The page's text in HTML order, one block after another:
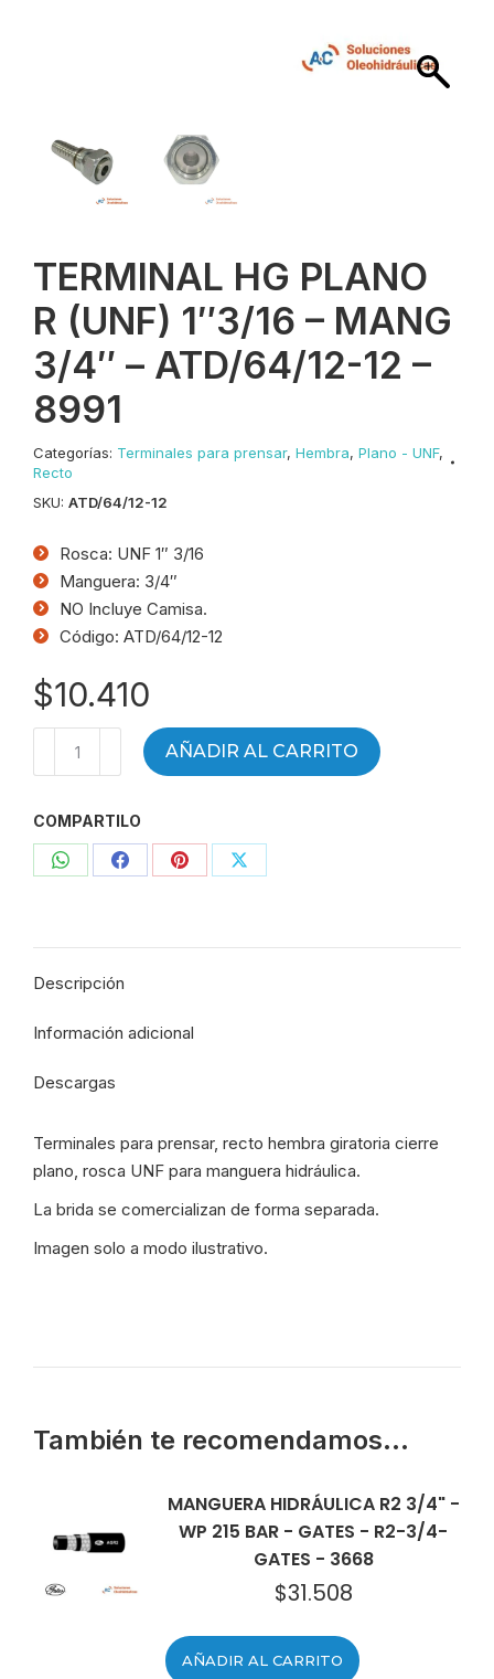
TERMINAL HG PLANO
R (UNF) 1″3/16 – MANG
3/4″ – ATD/64/12-12 –
8991
Categorías: Terminales para prensar, Hembra, Plano - UNF,
Recto
SKU: ATD/64/12-12
Rosca: UNF 1″ 3/16
Manguera: 3/4″
NO Incluye Camisa.
Código: ATD/64/12-12
$10.410
R
(UNF)
1"3/16
-
12
-
AÑADIR AL CARRITO
COMPARTILO
CompartirCompartirCompartirCompartir
Descripción
Información adicional
Descargas
Terminales para prensar, recto hembra giratoria cierre
plano, rosca UNF para manguera hidráulica.
La brida se comercializan de forma separada.
Imagen solo a modo ilustrativo.
También te recomendamos…
MANGUERA HIDRÁULICA R2 3/4" -
WP 215 BAR - GATES - R2-3/4-
GATES - 3668
$31.508
AÑADIR AL CARRITO